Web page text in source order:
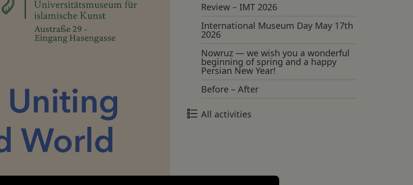
Review – IMT 2026
International Museum Day May 17th
2026
Nowruz — we wish you a wonderful
beginning of spring and a happy
Persian New Year!
Before – After
All activities